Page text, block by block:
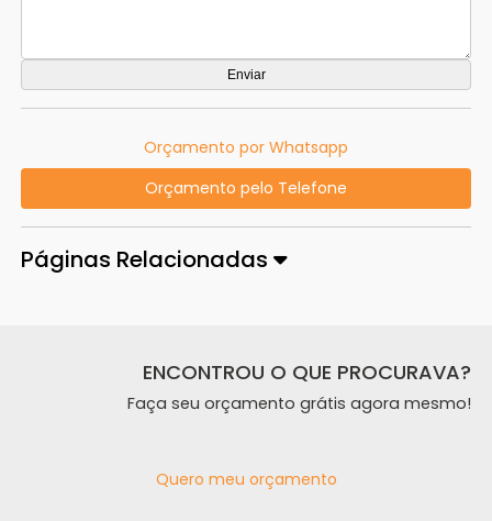
Orçamento por Whatsapp
Orçamento pelo Telefone
Páginas Relacionadas
ENCONTROU O QUE PROCURAVA?
Faça seu orçamento grátis agora mesmo!
Quero meu orçamento